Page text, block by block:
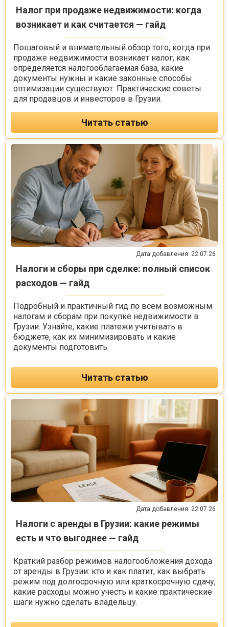
Налог при продаже недвижимости: когда
возникает и как считается — гайд
Пошаговый и внимательный обзор того, когда при
продаже недвижимости возникает налог, как
определяется налогооблагаемая база, какие
документы нужны и какие законные способы
оптимизации существуют. Практические советы
для продавцов и инвесторов в Грузии.
Читать статью
Дата добавления: 22.07.26
Налоги и сборы при сделке: полный список
расходов — гайд
Подробный и практичный гид по всем возможным
налогам и сборам при покупке недвижимости в
Грузии. Узнайте, какие платежи учитывать в
бюджете, как их минимизировать и какие
документы подготовить.
Читать статью
Дата добавления: 22.07.26
Налоги с аренды в Грузии: какие режимы
есть и что выгоднее — гайд
Краткий разбор режимов налогообложения дохода
от аренды в Грузии: кто и как платит, как выбрать
режим под долгосрочную или краткосрочную сдачу,
какие расходы можно учесть и какие практические
шаги нужно сделать владельцу.